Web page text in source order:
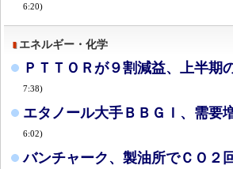
6:20)
エネルギー・化学
ＰＴＴＯＲが９割減益、上半期
7:38)
エタノール大手ＢＢＧＩ、需要
6:02)
バンチャーク、製油所でＣＯ２